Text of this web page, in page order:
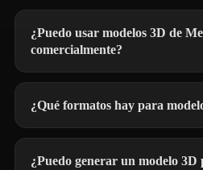
¿Puedo usar modelos 3D de
comercialmente?
¿Qué formatos hay para
¿Puedo generar un modelo 3D